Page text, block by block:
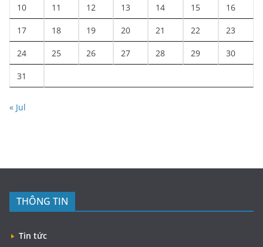
10 11 12 13 14 15 16
17 18 19 20 21 22 23
24 25 26 27 28 29 30
31
« Jul
THÔNG TIN
Tin tức